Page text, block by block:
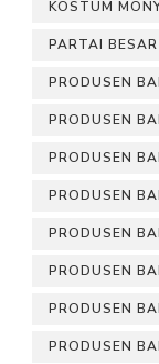
KOSTUM
PARTAI BESAR
PRODUSEN
PRODUSEN
PRODUSEN
PRODUSEN
PRODUSEN
PRODUSEN
PRODUSEN
PRODUSEN